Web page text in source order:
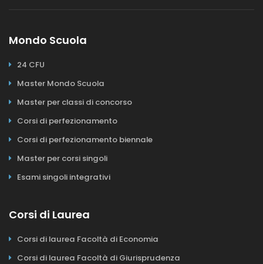
Mondo Scuola
24 CFU
Master Mondo Scuola
Master per classi di concorso
Corsi di perfezionamento
Corsi di perfezionamento biennale
Master per corsi singoli
Esami singoli integrativi
Corsi di Laurea
Corsi di laurea Facoltà di Economia
Corsi di laurea Facoltà di Giurisprudenza